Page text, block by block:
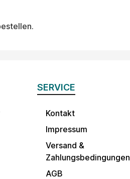
SERVICE
Kontakt
Impressum
Versand &
Zahlungsbedingungen
AGB